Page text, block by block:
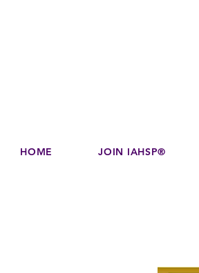
HOME JOIN IAHSP®